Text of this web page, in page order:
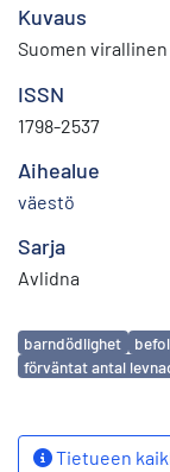
Kuvaus
Suomen virallinen
ISSN
1798-2537
Aihealue
väestö
Sarja
Avlidna
Avainsanat
barndödlighet
förväntat antal
Tietueen